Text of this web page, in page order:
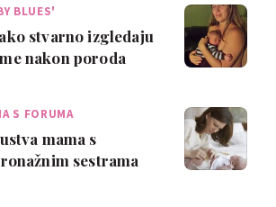
BLUES'
stvarno izgledaju
nakon poroda
S FORUMA
mama s
sestrama